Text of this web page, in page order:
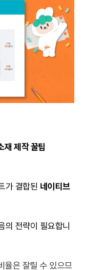
재 제작 꿀팁
가 결합된 네이티브
의 전략이 필요합니
율은 잘릴 수 있으므